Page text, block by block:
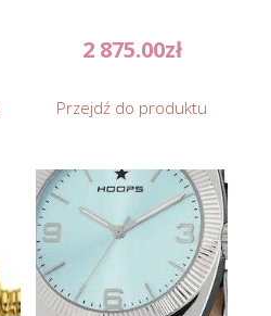
2 875.00zł
Przejdź do produktu